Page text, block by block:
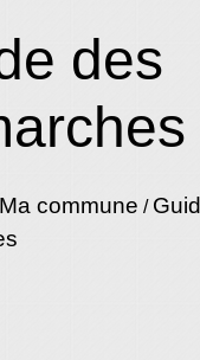
des
Ma commune /